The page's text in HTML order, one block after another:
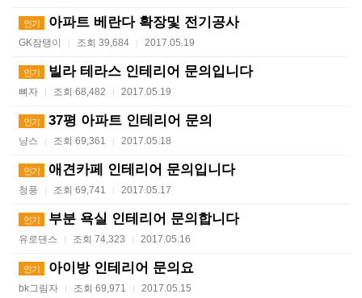
인기 아파트 베란다 확장및 전기공사
GK잠탱이 | 조회 39,684 | 2017.05.19
인기 빌라 테라스 인테리어 문의입니다
뼈자 | 조회 68,482 | 2017.05.19
인기 37평 아파트 인테리어 문의
냥스 | 조회 69,361 | 2017.05.18
인기 애견카페 인테리어 문의입니다
청풍 | 조회 69,741 | 2017.05.17
인기 부분 욕실 인테리어 문의합니다
유로댄스 | 조회 74,323 | 2017.05.16
인기 아이방 인테리어 문의요
bk그림자 | 조회 69,971 | 2017.05.15